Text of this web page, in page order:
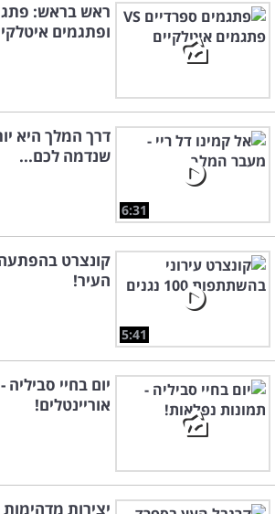
ראש בראש:
ופתגמים
6:31
דרך המלך היא
שנדמה לכם...
5:41
העיר!
יום בחיי
אוריינטלים!
יצירות